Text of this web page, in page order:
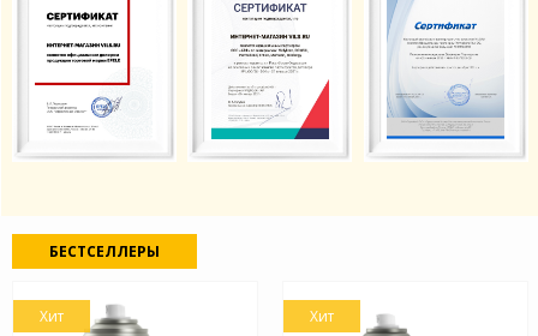
БЕСТСЕЛЛЕРЫ
Хит Хит